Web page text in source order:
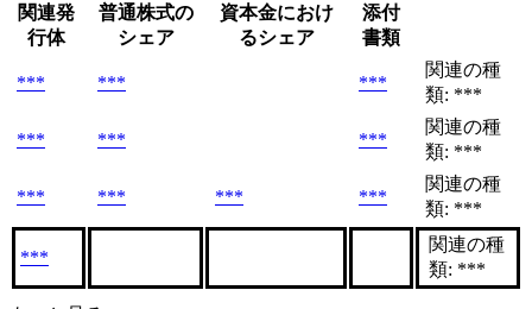
関連発
行体
普通株式の
シェア
資本金におけ
るシェア
添付
書類
*** *** ***
関連の種
類: ***
*** *** ***
関連の種
類: ***
*** *** *** ***
関連の種
類: ***
***
関連の種
類: ***